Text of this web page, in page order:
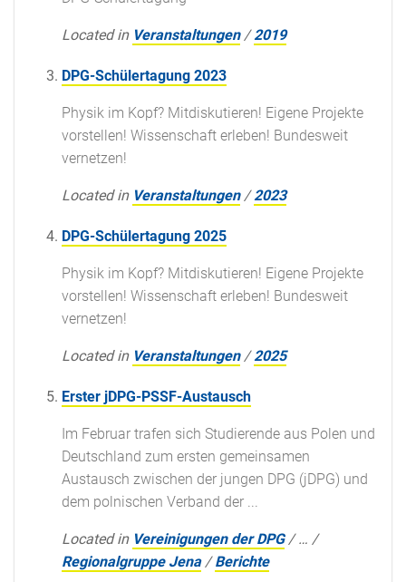
Located in Veranstaltungen /2019
DPG-Schülertagung 2023
Physik im Kopf? Mitdiskutieren! Eigene Projekte
vorstellen! Wissenschaft erleben! Bundesweit
vernetzen!
Located in Veranstaltungen /2023
DPG-Schülertagung 2025
Physik im Kopf? Mitdiskutieren! Eigene Projekte
vorstellen! Wissenschaft erleben! Bundesweit
vernetzen!
Located in Veranstaltungen /2025
Erster jDPG-PSSF-Austausch
Im Februar trafen sich Studierende aus Polen und
Deutschland zum ersten gemeinsamen
Austausch zwischen der jungen DPG (jDPG) und
dem polnischen Verband der ...
Located in Vereinigungen der DPG /… /
Regionalgruppe Jena /Berichte